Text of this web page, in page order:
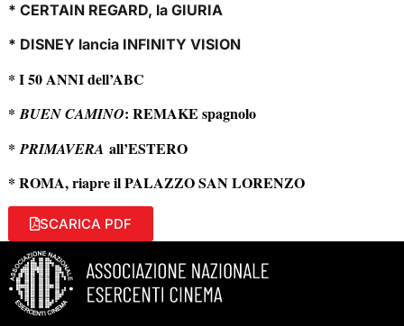
* CERTAIN REGARD, la GIURIA
* DISNEY lancia INFINITY VISION
* I 50 ANNI dell’ABC
*BUEN CAMINO: REMAKE spagnolo
*PRIMAVERA all’ESTERO
* ROMA, riapre il PALAZZO SAN LORENZO
SCARICA PDF